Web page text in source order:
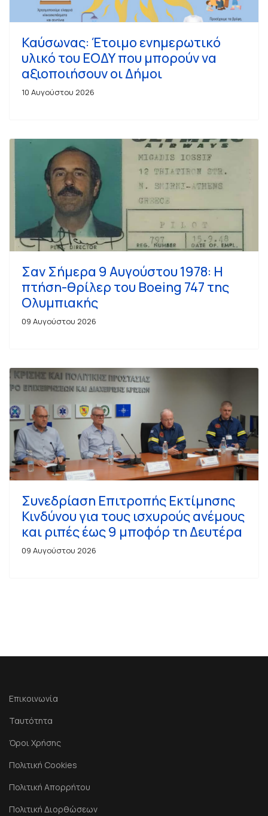
Καύσωνας: Έτοιμο ενημερωτικό
υλικό του ΕΟΔΥ που μπορούν να
αξιοποιήσουν οι Δήμοι
10 Αυγούστου 2026
Σαν Σήμερα 9 Αυγούστου 1978: Η
πτήση-θρίλερ του Boeing 747 της
Ολυμπιακής
09 Αυγούστου 2026
Συνεδρίαση Επιτροπής Εκτίμησης
Κινδύνου για τους ισχυρούς ανέμους
και ριπές έως 9 μποφόρ τη Δευτέρα
09 Αυγούστου 2026
Επικοινωνία
Ταυτότητα
Όροι Χρήσης
Πολιτική Cookies
Πολιτική Απορρήτου
Πολιτική Διορθώσεων